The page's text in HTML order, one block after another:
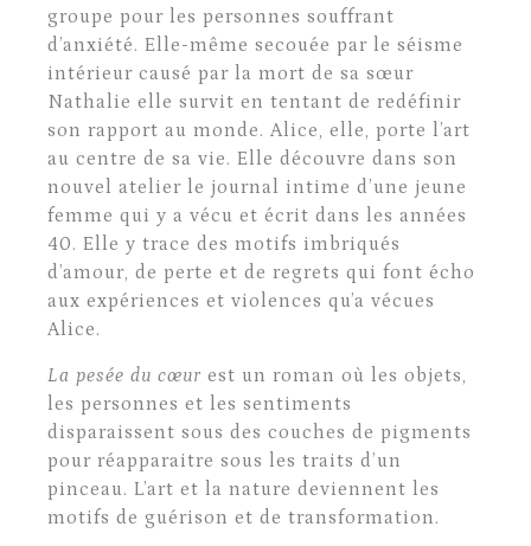
groupe pour les personnes souffrant
d’anxiété. Elle-même secouée par le séisme
intérieur causé par la mort de sa sœur
Nathalie elle survit en tentant de redéfinir
son rapport au monde. Alice, elle, porte l’art
au centre de sa vie. Elle découvre dans son
nouvel atelier le journal intime d’une jeune
femme qui y a vécu et écrit dans les années
40. Elle y trace des motifs imbriqués
d’amour, de perte et de regrets qui font écho
aux expériences et violences qu’a vécues
Alice.
La pesée du cœur est un roman où les objets,
les personnes et les sentiments
disparaissent sous des couches de pigments
pour réapparaitre sous les traits d’un
pinceau. L’art et la nature deviennent les
motifs de guérison et de transformation.